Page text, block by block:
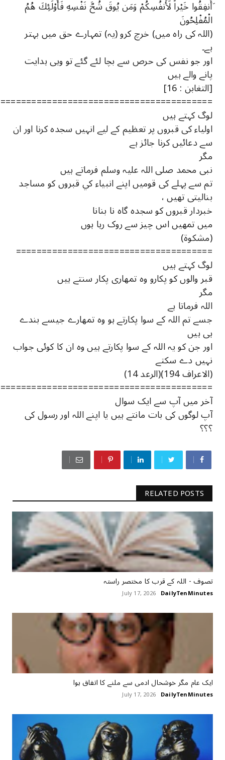
َأَنفِقُوا خَيْراً لِّأَنفُسِكُمْ وَمَن يُوقَ شُحَّ نَفْسِهِ فَأُوْلَئِكَ هُمُ
الْمُفْلِحُونَ
(اللہ کی راہ میں) خرچ کرو (یہ) تمہارے حق میں بہتر
ہے۔
اور جو نفس کی حرص سے بچا لئے گئے تو وہی ہدایت
پانے والے ہیں
[التغابن : 16]
لوگ کہتے ہیں
اولیاء کی قبروں پر تعظیم کے لیے انہیں سجدہ کرنا اور ان
سے دعائیں کرنا جائز ہے
مگر
نبی محمد صلی اللہ علیہ وسلم فرماتے ہیں
تم سے پہلے کی قوميں اپنے انبياء کي قبروں کو مساجد
بنالیتی تھيں ،
خبردار قبروں کو سجدہ گاہ نا بنانا
ميں تمھيں اس چيز سے روک رہا ہوں
(مشکوۃ)
======================================
لوگ کہتے ہیں
قبر والوں کو پکارو وہ تمھاری پکار سنتے ہیں
مگر
اللہ فرماتا ہے
جسے تم اللہ کے سوا پکارتے ہو وہ تمھارے جیسے بندے
ہی ہیں
اور جن کو یہ اللہ کے سوا پکارتے ہیں وہ ان کا کوئی جواب
نہیں دے سکتے
(الاعراف 194)(الرعد 14)
=========================================
آخر میں آپ سے ایک سوال
آپ لوگوں کی بات مانتے ہیں یا اپنے اللہ اور رسول کی
؟؟؟
RELATED POSTS
تصوف ‏- اللہ کے قرب کا مختصر راستہ
DailyTenMinutes
July 17, 2026
ایک عام ‏مگر ‏خوشحال ‏ادمی ‏سے ملنے کا اتفاق ہوا
DailyTenMinutes
July 17, 2026